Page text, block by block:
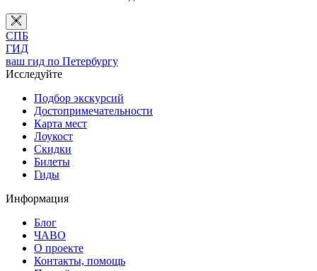
СПБ
ГИД
ваш гид по Петербургу
Исследуйте
Подбор экскурсий
Достопримечательности
Карта мест
Лоукост
Скидки
Билеты
Гиды
Информация
Блог
ЧАВО
О проекте
Контакты, помощь